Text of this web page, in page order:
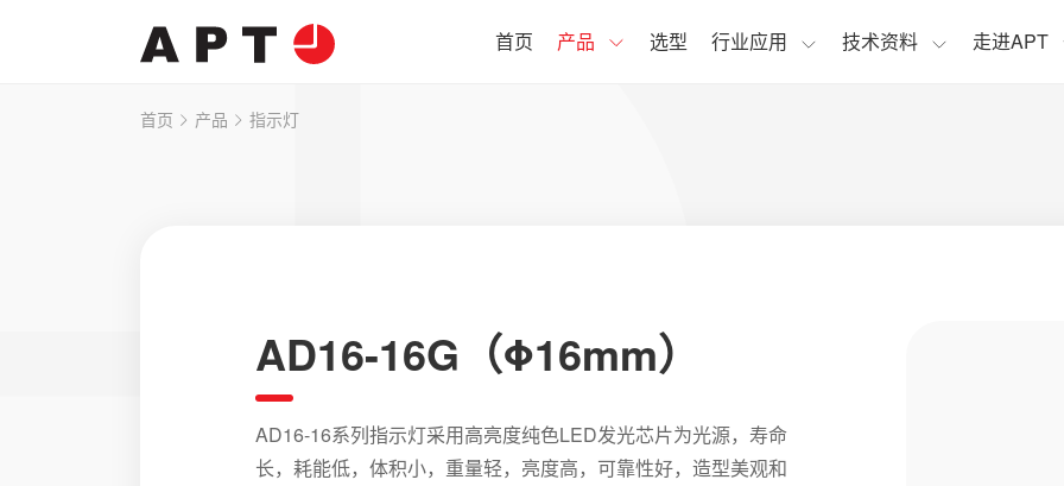
首页 产品 选型 行业应用 技术资料 走进APT
首页 产品 指示灯
AD16-16G（Φ16mm）
AD16-16系列指示灯采用高亮度纯色LED发光芯片为光源，寿命
长，耗能低，体积小，重量轻，亮度高，可靠性好，造型美观和